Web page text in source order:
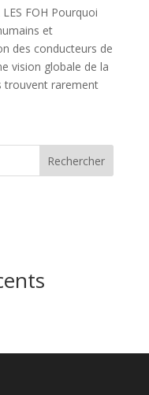
FOH Pourquoi
et
des conducteurs de
vision globale de la
trouvent rarement
Rechercher